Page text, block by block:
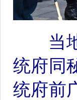
当地
统府同
统府前